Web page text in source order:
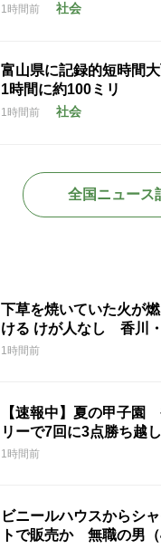
1時間前 社会
富山県に記録的短時間
1時間に約100ミリ
1時間前 社会
全国ニュース
下草を焼いていた火が
ける けが人なし 香川
1時間前
【速報中】夏の甲子園
リーで7回に3点勝ち越し
1時間前
ビニールハウスからシ
トで販売か 無職の男